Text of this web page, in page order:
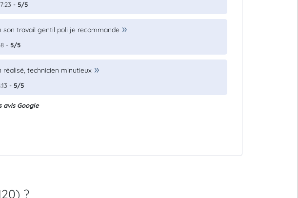
- 5/5
son travail gentil poli je recommande
- 5/5
réalisé, technicien minutieux
- 5/5
avis Google
?